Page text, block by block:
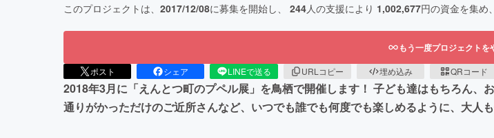
このプロジェクトは、 2017/12/08に募集を開始し、 244人の支援により 1,002,677円の資金を集め、
もう一度プロジェクトを
ポスト シェア LINEで送る URLコピー 埋め込み QRコード
2018年3月に「えんとつ町のプペル展」を鳥栖で開催します！ 子ども達はもちろん、
通りがかっただけのご近所さんなど、いつでも誰でも何度でも楽しめるように、大人